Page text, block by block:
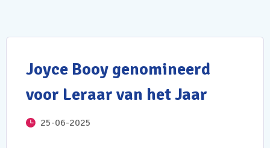
Joyce Booy genomineerd
voor Leraar van het Jaar
25-06-2025